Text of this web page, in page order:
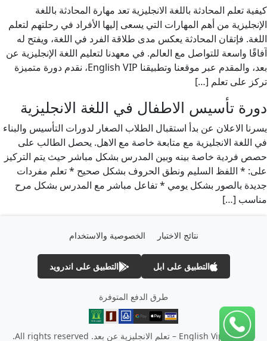
كيفية تعلم المحادثة باللغة الانجليزية تعد مهارة المحادثة باللغة
الإنجليزية من أهم المهارات التي يسعى إليها الأفراد في رحلتهم لتعلم
اللغة. فإتقان المحادثة يعكس مدى طلاقة الفرد في اللغة، ويفتح له
آفاقًا واسعة للتواصل مع العالم. في معهدنا لتعليم اللغة الإنجليزية عن
بعد، والمقدم عبر موقعنا وتطبيقنا English VIP، نقدم دورة متميزة
تركز على تعلم […]
دورة تأسيس الاطفال في اللغة الانجليزية
يسرنا الاعلان عن بدأ استقبال الطلاب الصغار لدورات التأسيس والبناء
في اللغة الانجليزية مع متابعة خاصة مع الاهل. يحصل الطالب على
حصص فردية خاصة بينه وبين المدرس بشكل مباشر حيث يتم التركيز
على: * اللفظ السليم ونطق الحروف بشكل صحيح * تعلم مفردات
جديدة بالصور بشكل يومي * تفاعل مباشر مع المدرس بشكل مرح
مناسب […]
نتائج الاختبار الخصوصية والاستخدام
التطبيق على ابل التطبيق على اندرويد
طرق الدفع المتوفرة
© 2026 English Vip – تعلم الانجليزية عن بعد. All rights reserved.